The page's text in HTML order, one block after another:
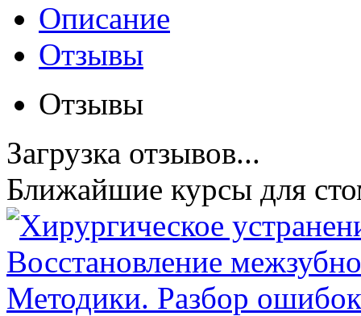
Описание
Отзывы
Отзывы
Загрузка отзывов...
Ближайшие курсы для